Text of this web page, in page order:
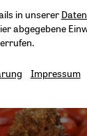
in unserer
abgegebene
Impressum